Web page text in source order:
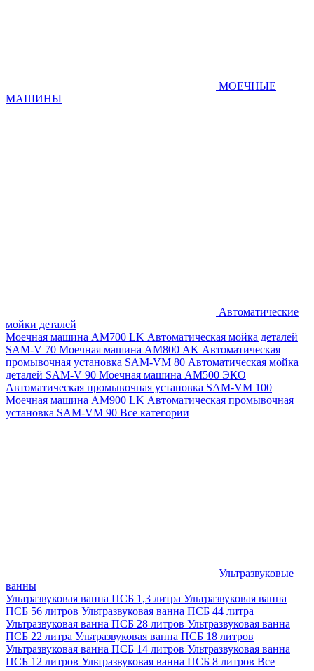
МОЕЧНЫЕ
МАШИНЫ
Автоматические
мойки деталей
Моечная машина AM700 LK Автоматическая мойка деталей
SAM-V 70 Моечная машина АМ800 AK Автоматическая
промывочная установка SAM-VM 80 Автоматическая мойка
деталей SAM-V 90 Моечная машина АМ500 ЭКО
Автоматическая промывочная установка SAM-VM 100
Моечная машина AM900 LK Автоматическая промывочная
установка SAM-VM 90 Все категории
Ультразвуковые
ванны
Ультразвуковая ванна ПСБ 1,3 литра Ультразвуковая ванна
ПСБ 56 литров Ультразвуковая ванна ПСБ 44 литра
Ультразвуковая ванна ПСБ 28 литров Ультразвуковая ванна
ПСБ 22 литра Ультразвуковая ванна ПСБ 18 литров
Ультразвуковая ванна ПСБ 14 литров Ультразвуковая ванна
ПСБ 12 литров Ультразвуковая ванна ПСБ 8 литров Все